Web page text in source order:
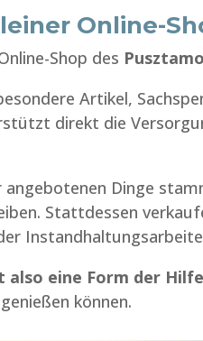
Online-
Shop des
Artikel,
direkt die
angebotenen Dinge
Stattdessen
also eine Form der Hilfe
können.